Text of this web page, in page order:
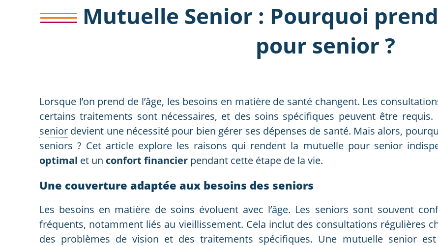
Mutuelle Senior : Pourquoi
pour senior ?
Lorsque l’on prend de l’âge, les besoins en matière de santé changent. Les
certains traitements sont nécessaires, et des soins spécifiques peuvent être
senior devient une nécessité pour bien gérer ses dépenses de santé. Mais alors,
seniors ? Cet article explore les raisons qui rendent la mutuelle pour senior
optimal et un confort financier pendant cette étape de la vie.
Une couverture adaptée aux besoins des seniors
Les besoins en matière de soins évoluent avec l’âge. Les seniors sont souvent
fréquents, notamment liés au vieillissement. Cela inclut des consultations régulières
des problèmes de vision et des traitements spécifiques. Une mutuelle senior